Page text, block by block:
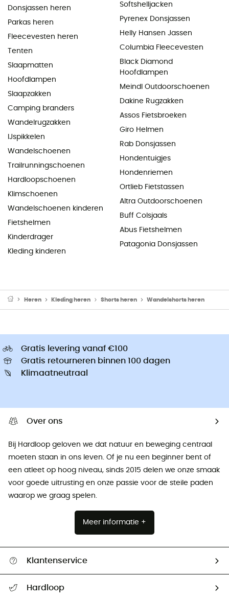
Donsjassen heren
Parkas heren
Fleecevesten heren
Tenten
Slaapmatten
Hoofdlampen
Slaapzakken
Camping branders
Wandelrugzakken
IJspikkelen
Wandelschoenen
Trailrunningschoenen
Hardloopschoenen
Klimschoenen
Wandelschoenen kinderen
Fietshelmen
Kinderdrager
Kleding kinderen
Softshelljacken
Pyrenex Donsjassen
Helly Hansen Jassen
Columbia Fleecevesten
Black Diamond
Hoofdlampen
Meindl Outdoorschoenen
Dakine Rugzakken
Assos Fietsbroeken
Giro Helmen
Rab Donsjassen
Hondentuigjes
Hondenriemen
Ortlieb Fietstassen
Altra Outdoorschoenen
Buff Colsjaals
Abus Fietshelmen
Patagonia Donsjassen
Heren Kleding heren Shorts heren Wandelshorts heren
Gratis levering vanaf €100
Gratis retourneren binnen 100 dagen
Klimaatneutraal
Over ons
Bij Hardloop geloven we dat natuur en beweging centraal
moeten staan ​​in ons leven. Of je nu een beginner bent of
een atleet op hoog niveau, sinds 2015 delen we onze smaak
voor goede uitrusting en onze passie voor de steile paden
waarop we graag spelen.
Meer informatie +
Klantenservice
Mijn zending volgen
Hardloop